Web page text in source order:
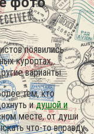
появились
курортах,
варианты.
тем, кто
идушой и
месте, от души
что-то вправду